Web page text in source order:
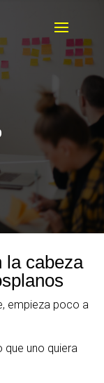
la cabeza
empieza poco a
que uno quiera